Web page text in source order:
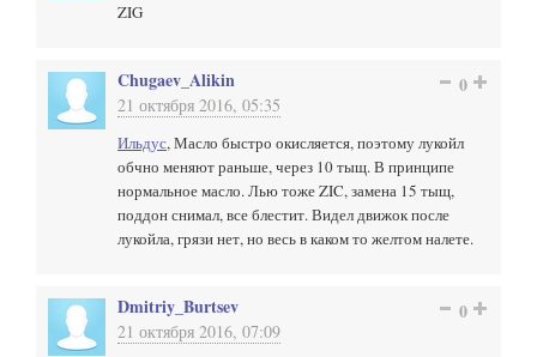
ZIG
Chugaev_Alikin
21 октября 2016, 05:35
0
Ильдус, Масло быстро окисляется, поэтому лукойл
обчно меняют раньше, через 10 тыщ. В принципе
нормальное масло. Лью тоже ZIC, замена 15 тыщ,
поддон снимал, все блестит. Видел движок после
лукойла, грязи нет, но весь в каком то желтом налете.
Dmitriy_Burtsev
21 октября 2016, 07:09
0